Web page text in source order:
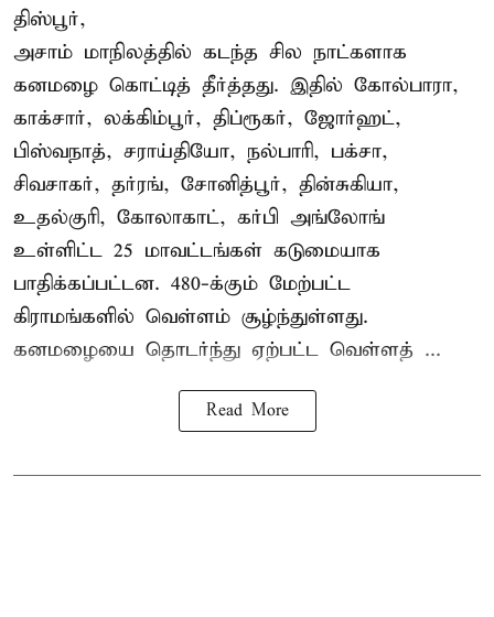
திஸ்பூர்,
அசாம் மாநிலத்தில் கடந்த சில நாட்களாக
கனமழை கொட்டித் தீர்த்தது. இதில் கோல்பாரா,
காக்சார், லக்கிம்பூர், திப்ரூகர், ஜோர்ஹட்,
பிஸ்வநாத், சராய்தியோ, நல்பாரி, பக்சா,
சிவசாகர், தர்ரங், சோனித்பூர், தின்சுகியா,
உதல்குரி, கோலாகாட், கர்பி அங்லோங்
உள்ளிட்ட 25 மாவட்டங்கள் கடுமையாக
பாதிக்கப்பட்டன. 480-க்கும் மேற்பட்ட
கிராமங்களில் வெள்ளம் சூழ்ந்துள்ளது.
கனமழையை தொடர்ந்து ஏற்பட்ட வெள்ளத் ...
Read More